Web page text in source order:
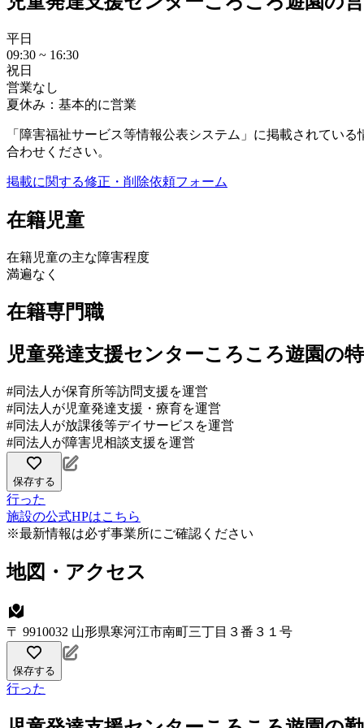
平日
09:30 ~ 16:30
祝日
営業なし
夏休み：基本的に営業
「障害福祉サービス等情報公表システム」に掲載されてい
合わせください。
掲載に関する修正・削除依頼フォーム
在籍児童
在籍児童の主な障害程度
満遍なく
在籍専門職
児童発達支援センターころころ遊園の
#同法人が保育所等訪問支援を運営
#同法人が児童発達支援・療育を運営
#同法人が放課後等デイサービスを運営
#同法人が障害児相談支援を運営
保存する
行った
施設の公式HPはこちら
※最新情報は必ず事業所にご確認ください
地図・アクセス
〒 9910032 山形県寒河江市南町三丁目３番３１号
保存する
行った